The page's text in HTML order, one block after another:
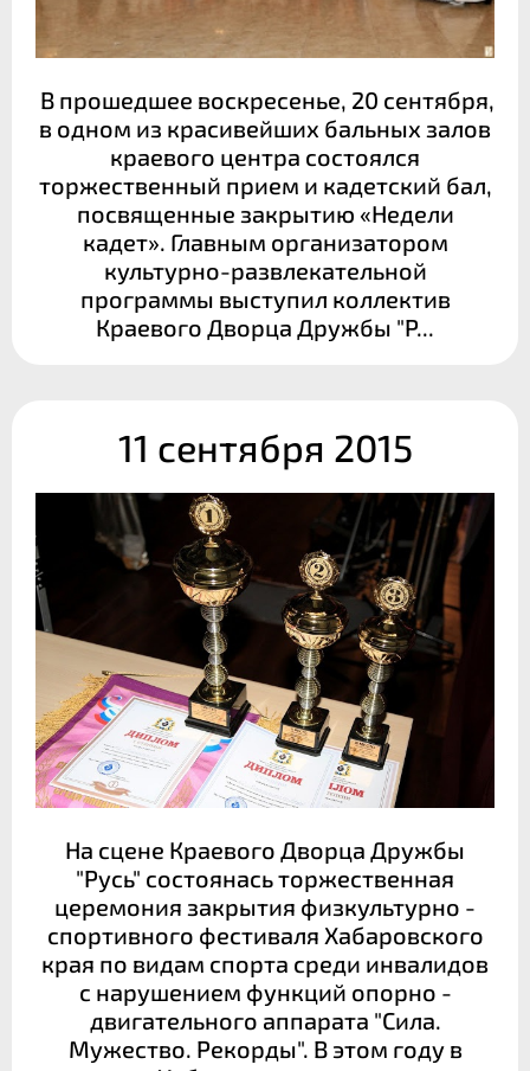
В прошедшее воскресенье, 20 сентября,
в одном из красивейших бальных залов
краевого центра состоялся
торжественный прием и кадетский бал,
посвященные закрытию «Недели
кадет». Главным организатором
культурно-развлекательной
программы выступил коллектив
Краевого Дворца Дружбы "Р...
11 сентября 2015
На сцене Краевого Дворца Дружбы
"Русь" состоянась торжественная
церемония закрытия физкультурно -
спортивного фестиваля Хабаровского
края по видам спорта среди инвалидов
с нарушением функций опорно -
двигательного аппарата "Сила.
Мужество. Рекорды". В этом году в